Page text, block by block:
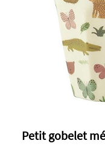
Petit gobelet